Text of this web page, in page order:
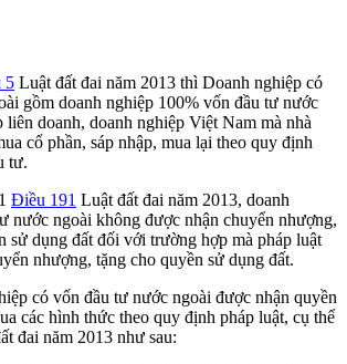
5 Luật đất đai năm 2013 thì Doanh nghiệp có
gồm doanh nghiệp 100% vốn đầu tư nước
liên doanh, doanh nghiệp Việt Nam mà nhà
cổ phần, sáp nhập, mua lại theo quy định
tư.
Điều 191 Luật đất đai năm 2013, doanh
nước ngoài không được nhận chuyển nhượng,
sử dụng đất đối với trường hợp mà pháp luật
nhượng, tặng cho quyền sử dụng đất.
có vốn đầu tư nước ngoài được nhận quyền
các hình thức theo quy định pháp luật, cụ thể
đai năm 2013 như sau: